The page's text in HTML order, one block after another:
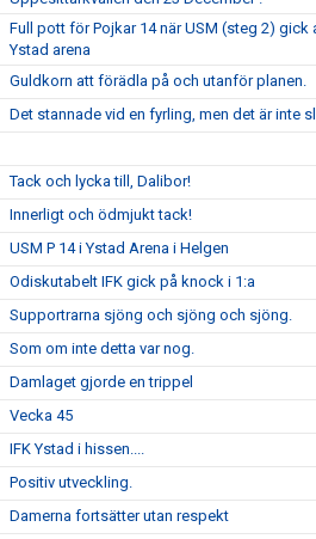
Full pott för Pojkar 14 när USM (steg 2) gick
Ystad arena
Guldkorn att förädla på och utanför planen.
Det stannade vid en fyrling, men det är inte
Tack och lycka till, Dalibor!
Innerligt och ödmjukt tack!
USM P 14 i Ystad Arena i Helgen
Odiskutabelt IFK gick på knock i 1:a
Supportrarna sjöng och sjöng och sjöng.
Som om inte detta var nog.
Damlaget gjorde en trippel
Vecka 45
IFK Ystad i hissen....
Positiv utveckling.
Damerna fortsätter utan respekt